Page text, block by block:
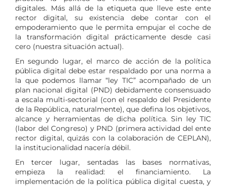
digitales. Más allá de la etiqueta que lleve este ente
rector digital, su existencia debe contar con el
empoderamiento que le permita empujar el coche de
la transformación digital prácticamente desde casi
cero (nuestra situación actual).
En segundo lugar, el marco de acción de la política
pública digital debe estar respaldado por una norma a
la que podemos llamar “ley TIC” acompañado de un
plan nacional digital (PND) debidamente consensuado
a escala multi-sectorial (con el respaldo del Presidente
de la República, naturalmente), que defina los objetivos,
alcance y herramientas de dicha política. Sin ley TIC
(labor del Congreso) y PND (primera actividad del ente
rector digital, quizás con la colaboración de CEPLAN),
la institucionalidad nacería débil.
En tercer lugar, sentadas las bases normativas,
empieza la realidad: el financiamiento. La
implementación de la política pública digital cuesta, y